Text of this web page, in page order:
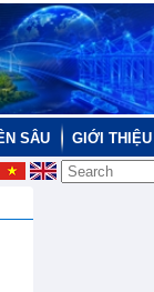
SÂU
GIỚI THIỆU